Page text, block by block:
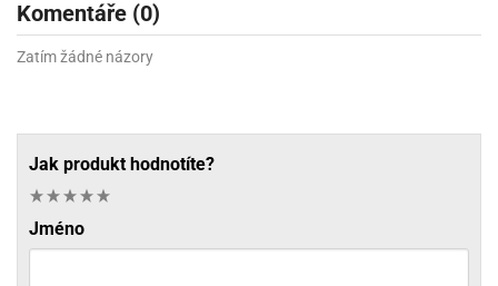
Komentáře (0)
Zatím žádné názory
Jak produkt hodnotíte?
Jméno